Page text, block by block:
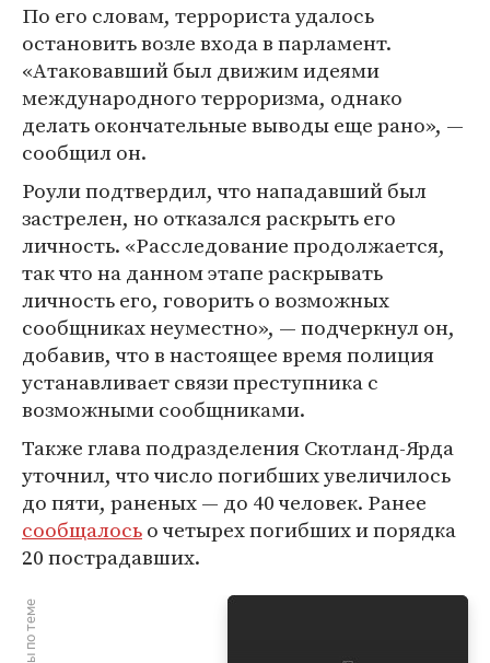
По его словам, террориста удалось
остановить возле входа в парламент.
«Атаковавший был движим идеями
международного терроризма, однако
делать окончательные выводы еще рано», —
сообщил он.
Роули подтвердил, что нападавший был
застрелен, но отказался раскрыть его
личность. «Расследование продолжается,
так что на данном этапе раскрывать
личность его, говорить о возможных
сообщниках неуместно», — подчеркнул он,
добавив, что в настоящее время полиция
устанавливает связи преступника с
возможными сообщниками.
Также глава подразделения Скотланд-Ярда
уточнил, что число погибших увеличилось
до пяти, раненых — до 40 человек. Ранее
сообщалосьо четырех погибших и порядка
20 пострадавших.